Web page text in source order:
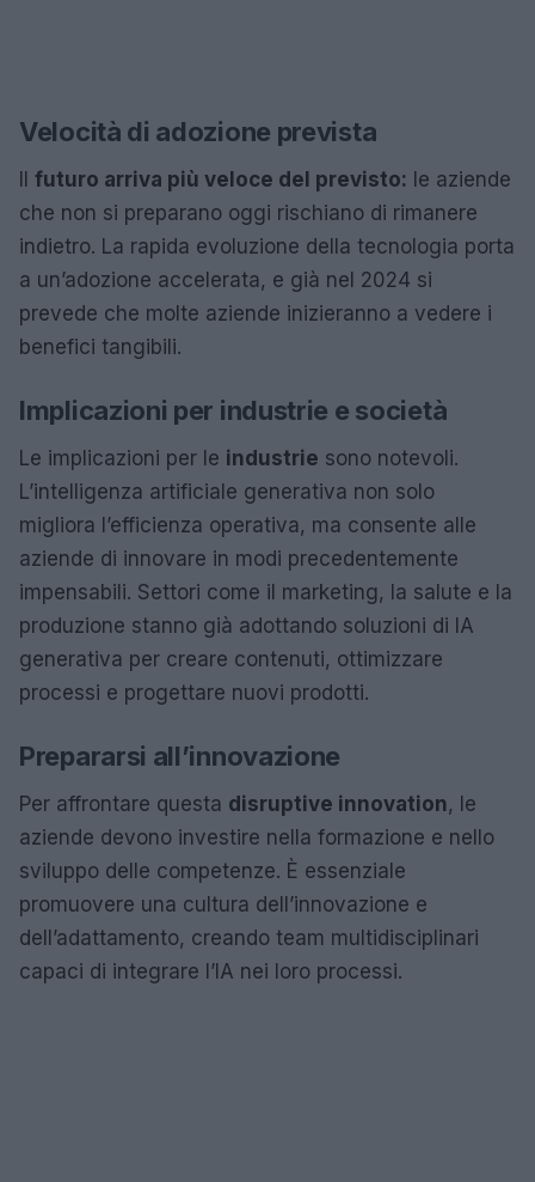
Velocità di adozione prevista
Il futuro arriva più veloce del previsto: le aziende
che non si preparano oggi rischiano di rimanere
indietro. La rapida evoluzione della tecnologia porta
a un’adozione accelerata, e già nel 2024 si
prevede che molte aziende inizieranno a vedere i
benefici tangibili.
Implicazioni per industrie e società
Le implicazioni per le industrie sono notevoli.
L’intelligenza artificiale generativa non solo
migliora l’efficienza operativa, ma consente alle
aziende di innovare in modi precedentemente
impensabili. Settori come il marketing, la salute e la
produzione stanno già adottando soluzioni di IA
generativa per creare contenuti, ottimizzare
processi e progettare nuovi prodotti.
Prepararsi all’innovazione
Per affrontare questa disruptive innovation, le
aziende devono investire nella formazione e nello
sviluppo delle competenze. È essenziale
promuovere una cultura dell’innovazione e
dell’adattamento, creando team multidisciplinari
capaci di integrare l’IA nei loro processi.